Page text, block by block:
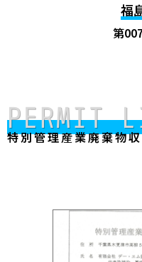
福
第
PERMIT
特別管理産業廃棄物